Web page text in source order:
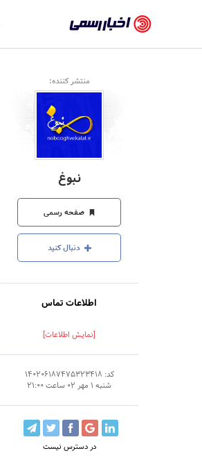
رسمی
-
اخبار
تایید
شده
شرکت‌ها،
سازمان‌ها
و
روابط
عمومی‌ها
منتشر کننده:
نبوغ
صفحه رسمی
دنبال کنید
اطلاعات تماس
[نمایش اطلاعات]
کد: 140206187475323418
شنبه 1 مهر 02 ساعت 21:00
در دسترس نیست